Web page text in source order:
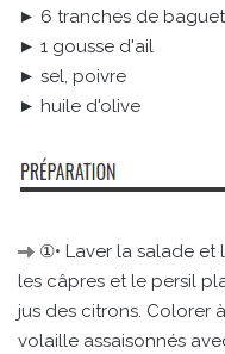
► 6 tranches de
► 1 gousse d'ail
► sel, poivre
► huile d'olive
①• Laver la salade et
les câpres et le persil
jus des citrons. Colorer
volaille assaisonnés